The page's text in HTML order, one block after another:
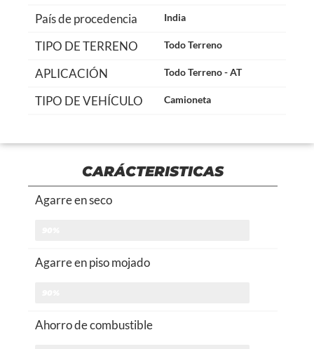
País de procedencia India
TIPO DE TERRENO Todo Terreno
APLICACIÓN Todo Terreno - AT
TIPO DE VEHÍCULO Camioneta
CARÁCTERISTICAS
Agarre en seco
Agarre en piso mojado
Ahorro de combustible